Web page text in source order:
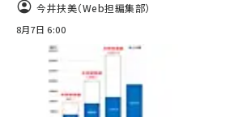
今井扶美（Web担編集部）
8月7日 6:00